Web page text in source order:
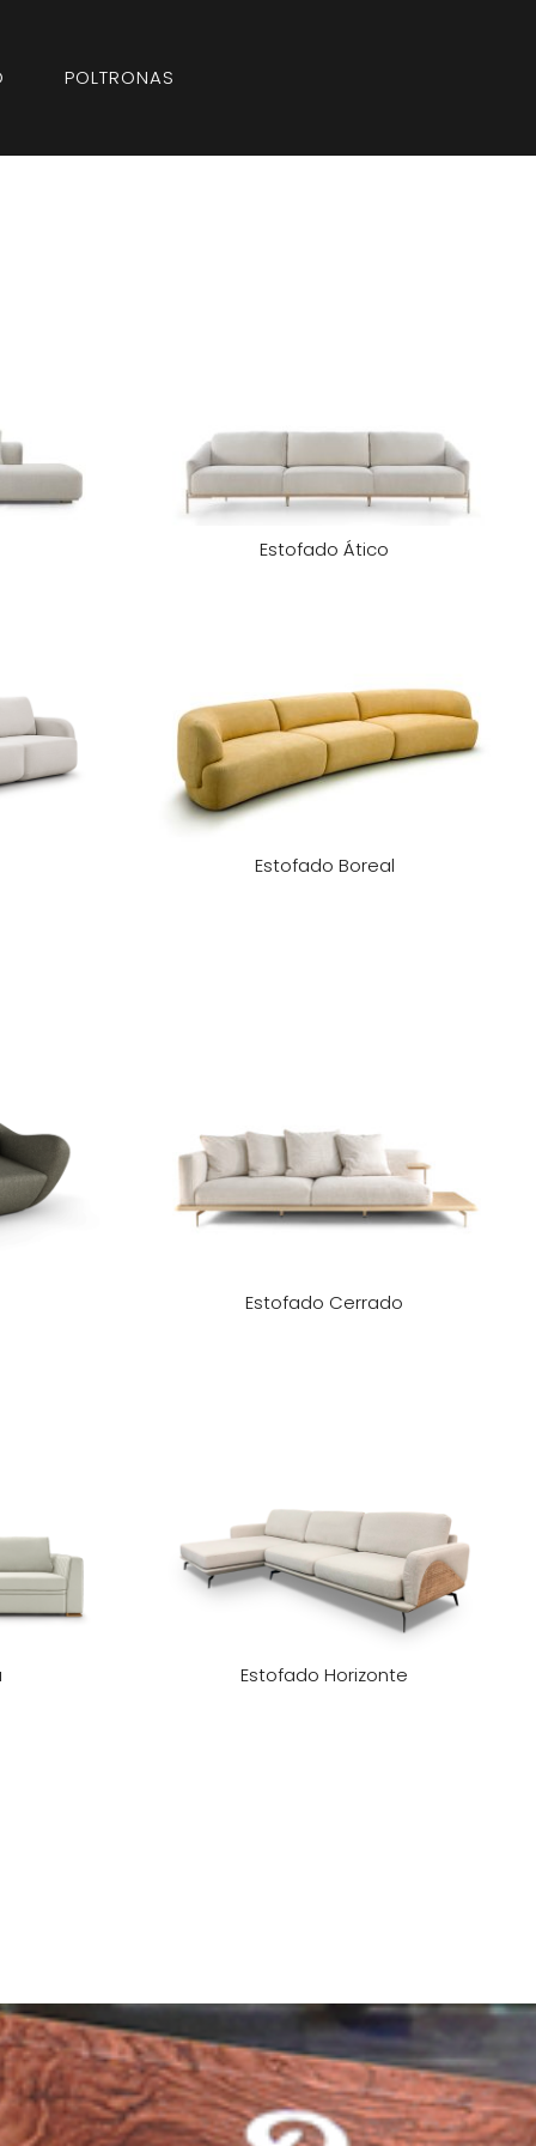
POLTRONAS
Estofado Ático
Estofado Boreal
Estofado Cerrado
Estofado Horizonte